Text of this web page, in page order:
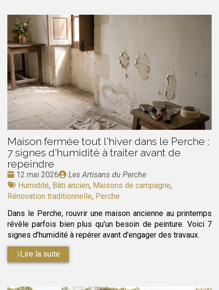
Maison fermée tout l'hiver dans le Perche :
7 signes d'humidité à traiter avant de
repeindre
Date
:
12 mai 2026
Publié
par
Les Artisans du Perche
Tags
:
Humidité, Bâti ancien, Maisons de campagne,
Rénovation traditionnelle, Perche
Dans le Perche, rouvrir une maison ancienne au printemps
révèle parfois bien plus qu'un besoin de peinture. Voici 7
signes d'humidité à repérer avant d'engager des travaux.
Lire la suite